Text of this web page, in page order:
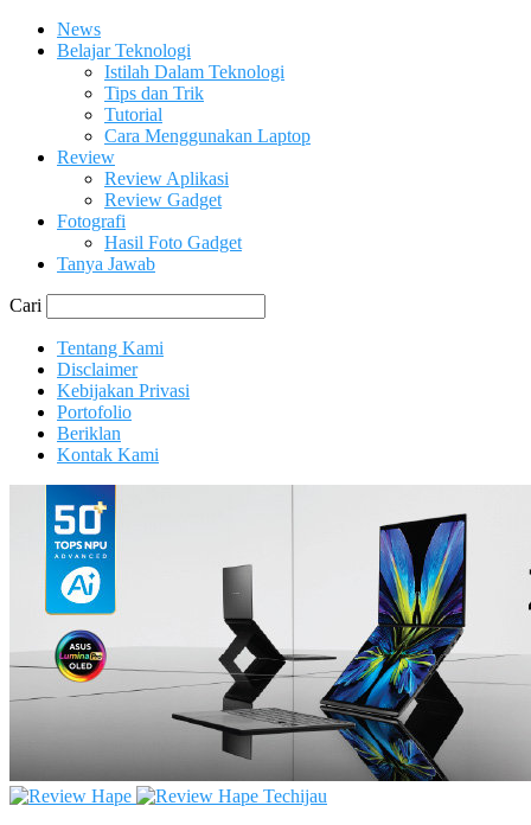
News
Belajar Teknologi
Istilah Dalam Teknologi
Tips dan Trik
Tutorial
Cara Menggunakan Laptop
Review
Review Aplikasi
Review Gadget
Fotografi
Hasil Foto Gadget
Tanya Jawab
Cari
Tentang Kami
Disclaimer
Kebijakan Privasi
Portofolio
Beriklan
Kontak Kami
Techijau